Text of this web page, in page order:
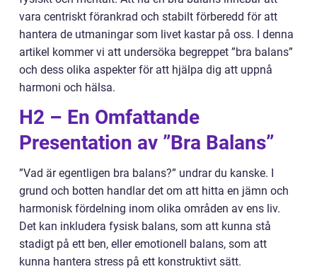
vara centriskt förankrad och stabilt förberedd för att
hantera de utmaningar som livet kastar på oss. I denna
artikel kommer vi att undersöka begreppet ”bra balans”
och dess olika aspekter för att hjälpa dig att uppnå
harmoni och hälsa.
H2 – En Omfattande
Presentation av ”Bra Balans”
”Vad är egentligen bra balans?” undrar du kanske. I
grund och botten handlar det om att hitta en jämn och
harmonisk fördelning inom olika områden av ens liv.
Det kan inkludera fysisk balans, som att kunna stå
stadigt på ett ben, eller emotionell balans, som att
kunna hantera stress på ett konstruktivt sätt.